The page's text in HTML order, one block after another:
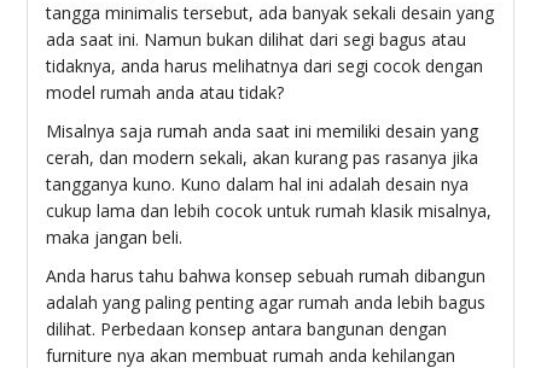
tangga minimalis tersebut, ada banyak sekali desain yang
ada saat ini. Namun bukan dilihat dari segi bagus atau
tidaknya, anda harus melihatnya dari segi cocok dengan
model rumah anda atau tidak?
Misalnya saja rumah anda saat ini memiliki desain yang
cerah, dan modern sekali, akan kurang pas rasanya jika
tangganya kuno. Kuno dalam hal ini adalah desain nya
cukup lama dan lebih cocok untuk rumah klasik misalnya,
maka jangan beli.
Anda harus tahu bahwa konsep sebuah rumah dibangun
adalah yang paling penting agar rumah anda lebih bagus
dilihat. Perbedaan konsep antara bangunan dengan
furniture nya akan membuat rumah anda kehilangan